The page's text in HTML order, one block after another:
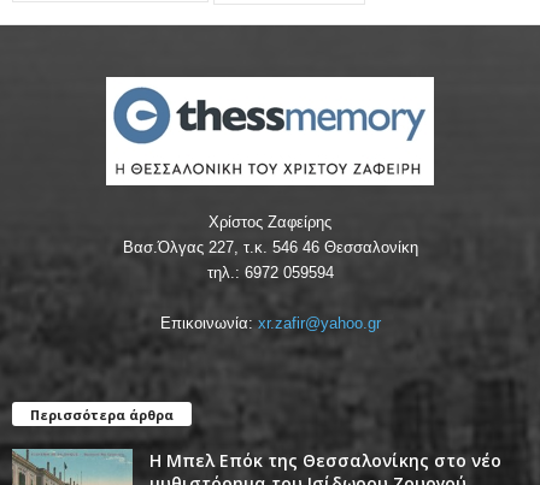
Χρίστος Ζαφείρης
Βασ.Όλγας 227, τ.κ. 546 46 Θεσσαλονίκη
τηλ.: 6972 059594
Επικοινωνία: xr.zafir@yahoo.gr
Περισσότερα άρθρα
Η Μπελ Επόκ της Θεσσαλονίκης στο νέο